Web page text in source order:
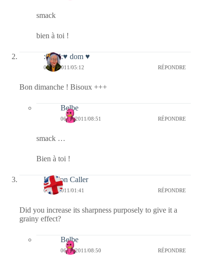
smack
bien à toi !
:0014:♥ dom ♥
06/02/2011/05:12 RÉPONDRE
Bon dimanche ! Bisoux +++
Belbe
06/02/2011/08:51 RÉPONDRE
smack …
Bien à toi !
London Caller
06/02/2011/01:41 RÉPONDRE
Did you increase its sharpness purposely to give it a
grainy effect?
Belbe
06/02/2011/08:50 RÉPONDRE